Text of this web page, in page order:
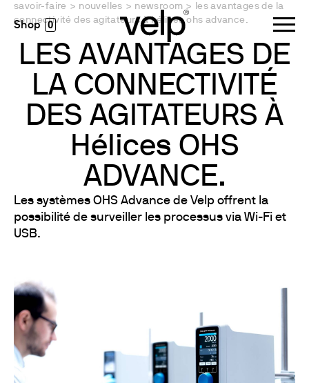
0
savoir-faire > nouvelles > newsroom >
les avantages de la
connectivité des agitateurs à hélices ohs advance.
LES AVANTAGES DE
LA CONNECTIVITÉ
DES AGITATEURS À
Hélices OHS
ADVANCE.
Les systèmes OHS Advance de Velp offrent la
possibilité de surveiller les processus via Wi-Fi et
USB.